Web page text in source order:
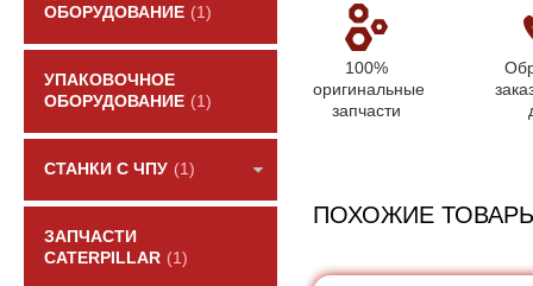
ОБОРУДОВАНИЕ (1)
УПАКОВОЧНОЕ
ОБОРУДОВАНИЕ (1)
СТАНКИ С ЧПУ (1)
ЗАПЧАСТИ
CATERPILLAR (1)
100%
оригинальные
запчасти
ПОХОЖИЕ